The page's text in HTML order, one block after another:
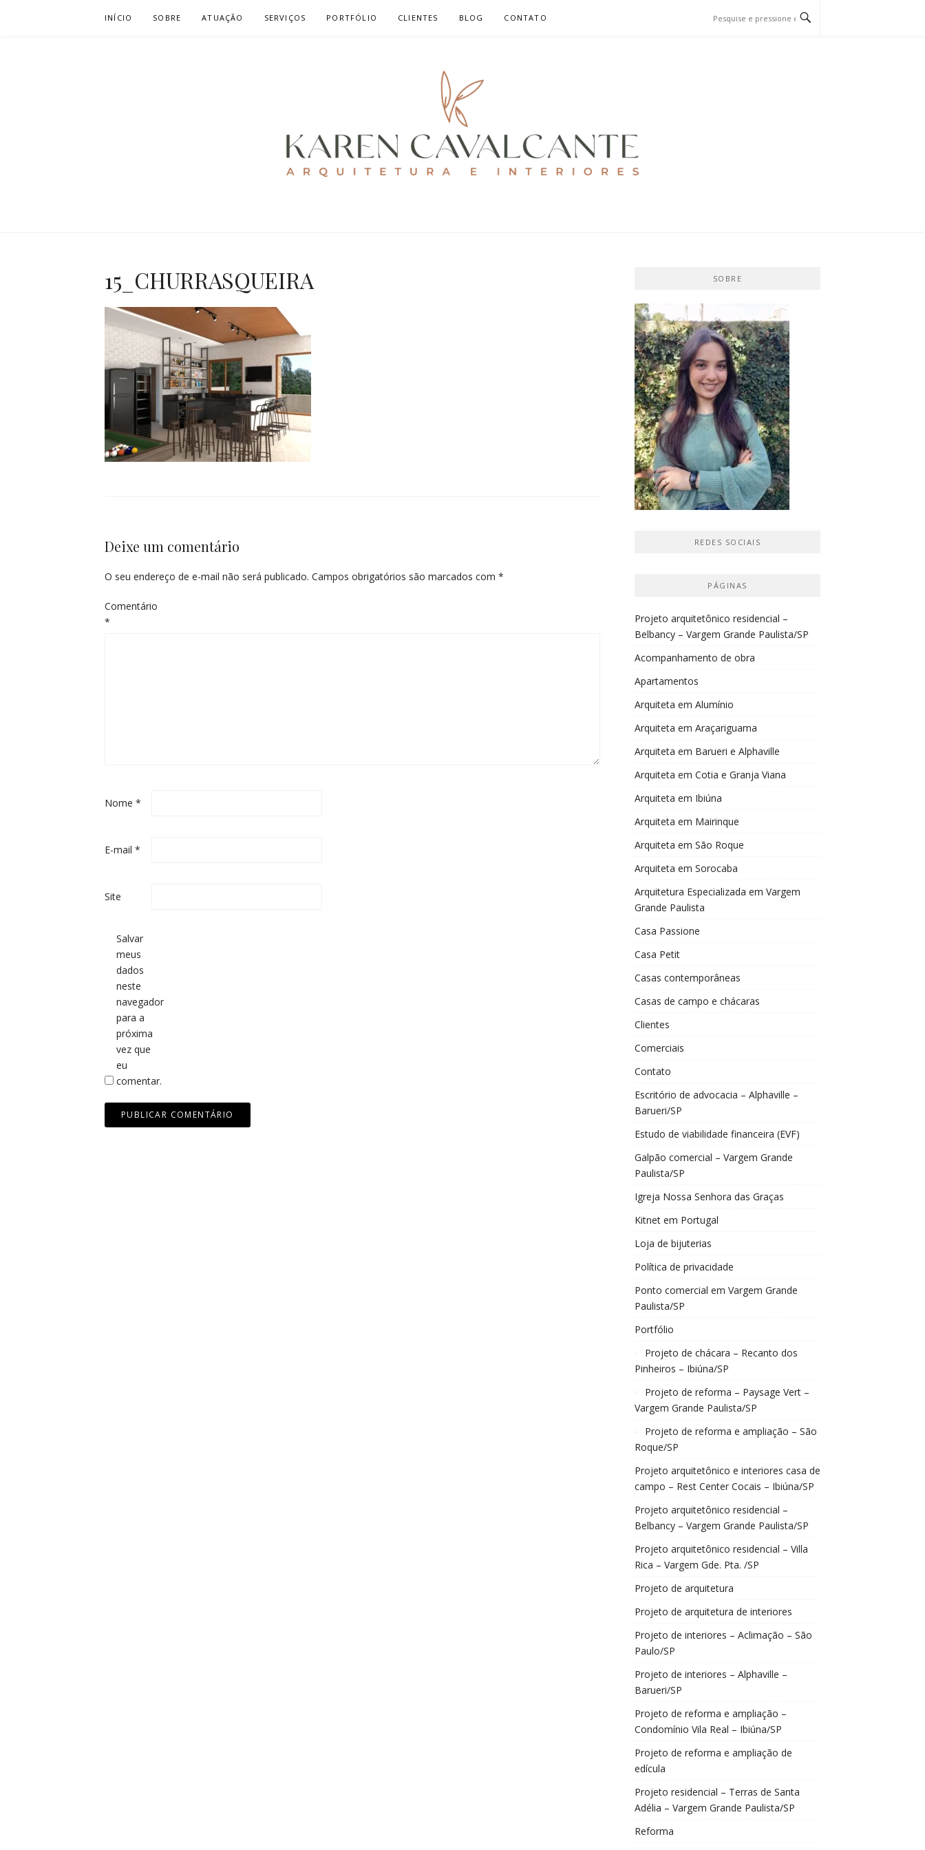
INÍCIO SOBRE ATUAÇÃO SERVIÇOS PORTFÓLIO CLIENTES BLOG CONTATO
15_CHURRASQUEIRA
Deixe um comentário
O seu endereço de e-mail não será publicado. Campos obrigatórios são marcados com *
Comentário
*
Nome *
E-mail *
Site
Salvar
meus
dados
neste
navegador
para a
próxima
vez que
eu
comentar.
SOBRE
REDES SOCIAIS
PÁGINAS
Projeto arquitetônico residencial –
Belbancy – Vargem Grande Paulista/SP
Acompanhamento de obra
Apartamentos
Arquiteta em Alumínio
Arquiteta em Araçariguama
Arquiteta em Barueri e Alphaville
Arquiteta em Cotia e Granja Viana
Arquiteta em Ibiúna
Arquiteta em Mairinque
Arquiteta em São Roque
Arquiteta em Sorocaba
Arquitetura Especializada em Vargem
Grande Paulista
Casa Passione
Casa Petit
Casas contemporâneas
Casas de campo e chácaras
Clientes
Comerciais
Contato
Escritório de advocacia – Alphaville –
Barueri/SP
Estudo de viabilidade financeira (EVF)
Galpão comercial – Vargem Grande
Paulista/SP
Igreja Nossa Senhora das Graças
Kitnet em Portugal
Loja de bijuterias
Política de privacidade
Ponto comercial em Vargem Grande
Paulista/SP
Portfólio
Projeto de chácara – Recanto dos
Pinheiros – Ibiúna/SP
Projeto de reforma – Paysage Vert –
Vargem Grande Paulista/SP
Projeto de reforma e ampliação – São
Roque/SP
Projeto arquitetônico e interiores casa de
campo – Rest Center Cocais – Ibiúna/SP
Projeto arquitetônico residencial –
Belbancy – Vargem Grande Paulista/SP
Projeto arquitetônico residencial – Villa
Rica – Vargem Gde. Pta. /SP
Projeto de arquitetura
Projeto de arquitetura de interiores
Projeto de interiores – Aclimação – São
Paulo/SP
Projeto de interiores – Alphaville –
Barueri/SP
Projeto de reforma e ampliação –
Condomínio Vila Real – Ibiúna/SP
Projeto de reforma e ampliação de
edícula
Projeto residencial – Terras de Santa
Adélia – Vargem Grande Paulista/SP
Reforma